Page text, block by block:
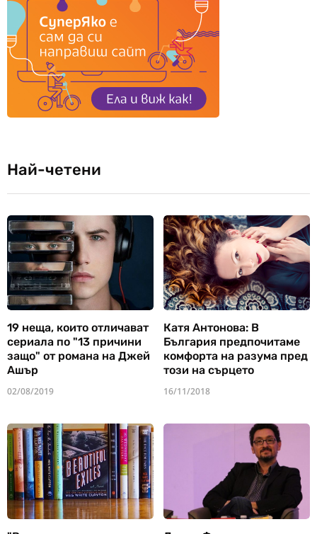
Най-четени
19 неща, които отличават
сериала по "13 причини
защо" от романа на Джей
Ашър
02/08/2019
Катя Антонова: В
България предпочитаме
комфорта на разума пред
този на сърцето
16/11/2018